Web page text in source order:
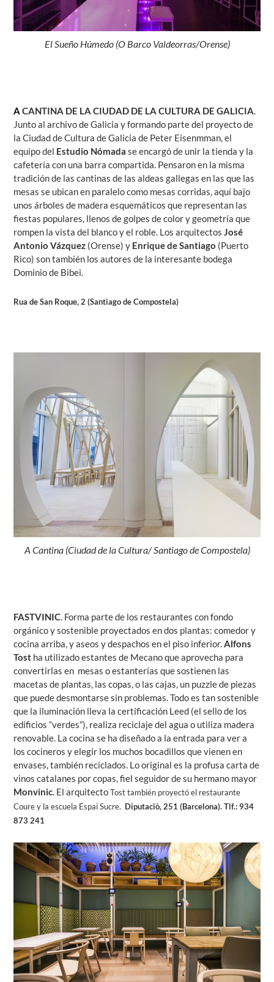
El Sueño Húmedo (O Barco Valdeorras/Orense)
A CANTINA DE LA CIUDAD DE LA CULTURA DE GALICIA
Junto al archivo de Galicia y formando parte del proyecto de
la Ciudad de Cultura de Galicia de Peter Eisenmman, el
equipo del Estudio Nómada se encargó de unir la tienda y la
cafetería con una barra compartida. Pensaron en la misma
tradición de las cantinas de las aldeas gallegas en las que las
mesas se ubican en paralelo como mesas corridas, aquí bajo
unos árboles de madera esquemáticos que representan las
fiestas populares, llenos de golpes de color y geometría que
rompen la vista del blanco y el roble. Los arquitectos José
Antonio Vázquez (Orense) y Enrique de Santiago (Puerto
Rico) son también los autores de la interesante bodega
Dominio de Bibei.
Rua de San Roque, 2 (Santiago de Compostela)
A Cantina (Ciudad de la Cultura/ Santiago de Compostela)
FASTVINIC. Forma parte de los restaurantes con fondo
orgánico y sostenible proyectados en dos plantas: comedor y
cocina arriba, y aseos y despachos en el piso inferior.Alfons
Tost ha utilizado estantes de Mecano que aprovecha para
convertirlas en mesas o estanterías que sostienen las
macetas de plantas, las copas, o las cajas, un puzzle de piezas
que puede desmontarse sin problemas. Todo es tan sostenible
que la iluminación lleva la certificación Leed (el sello de los
edificios “verdes”), realiza reciclaje del agua o utiliza madera
renovable. La cocina se ha diseñado a la entrada para ver a
los cocineros y elegir los muchos bocadillos que vienen en
envases, también reciclados. Lo original es la profusa carta de
vinos catalanes por copas, fiel seguidor de su hermano mayor
Monvinic. El arquitectoTost también proyectó el restaurante
Coure y la escuela Espai Sucre. Diputaciò, 251 (Barcelona). Tlf.: 934
873 241